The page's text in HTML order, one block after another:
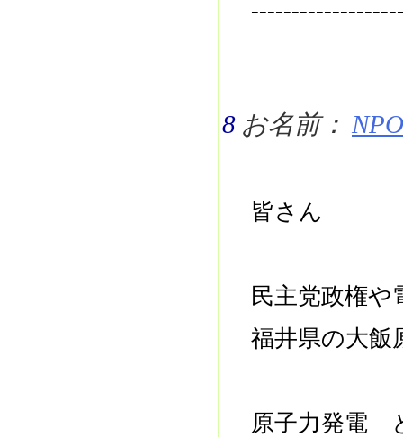
8 お名前：
皆さん
民主党政権
福井県の大飯
原子力発電